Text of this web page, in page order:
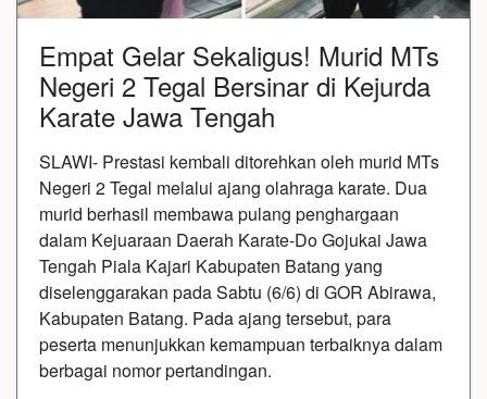
Empat Gelar Sekaligus! Murid MTs
Negeri 2 Tegal Bersinar di Kejurda
Karate Jawa Tengah
SLAWI- Prestasi kembali ditorehkan oleh murid MTs
Negeri 2 Tegal melalui ajang olahraga karate. Dua
murid berhasil membawa pulang penghargaan
dalam Kejuaraan Daerah Karate-Do Gojukai Jawa
Tengah Piala Kajari Kabupaten Batang yang
diselenggarakan pada Sabtu (6/6) di GOR Abirawa,
Kabupaten Batang. Pada ajang tersebut, para
peserta menunjukkan kemampuan terbaiknya dalam
berbagai nomor pertandingan.